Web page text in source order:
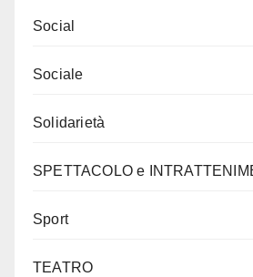
Social
Sociale
Solidarietà
SPETTACOLO e
Sport
TEATRO